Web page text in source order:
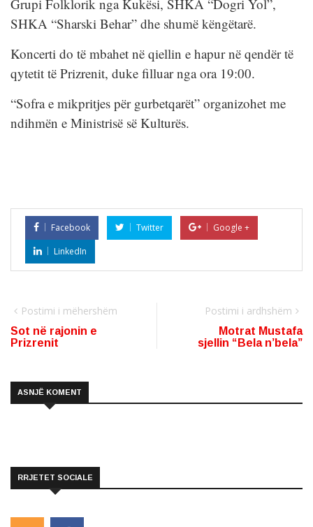
Grupi Folklorik nga Kukësi, SHKA “Dogri Yol”,
SHKA “Sharski Behar” dhe shumë këngëtarë.
Koncerti do të mbahet në qiellin e hapur në qendër të
qytetit të Prizrenit, duke filluar nga ora 19:00.
“Sofra e mikpritjes për gurbetqarët” organizohet me
ndihmën e Ministrisë së Kulturës.
Facebook Twitter
Google +
LinkedIn
Postimi i mëhershëm
Sot në rajonin e
Prizrenit
Postimi i ardhshëm
Motrat Mustafa
sjellin “Bela n’bela”
ASNJË KOMENT
RRJETET SOCIALE